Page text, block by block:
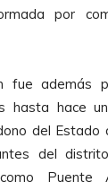
por
fue además
hasta hace
del Estado
del
Puente